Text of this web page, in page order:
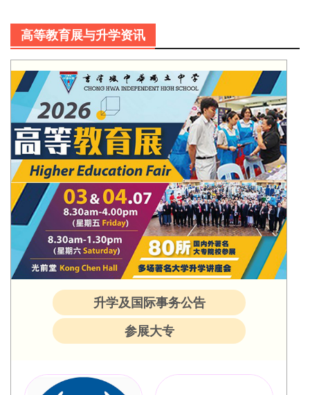
高等教育展与升学资讯
升学及国际事务公告
参展大专